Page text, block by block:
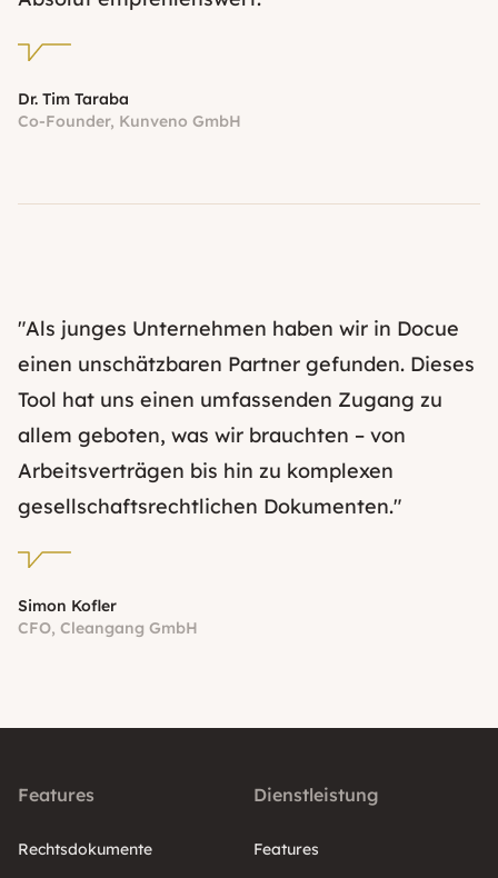
Dr. Tim Taraba
Co-Founder, Kunveno GmbH
"Als junges Unternehmen haben wir in Docue
einen unschätzbaren Partner gefunden. Dieses
Tool hat uns einen umfassenden Zugang zu
allem geboten, was wir brauchten – von
Arbeitsverträgen bis hin zu komplexen
gesellschaftsrechtlichen Dokumenten."
Simon Kofler
CFO, Cleangang GmbH
Features
Rechtsdokumente
Dienstleistung
Features